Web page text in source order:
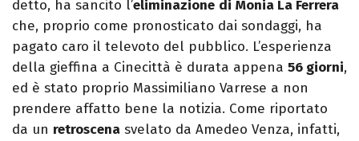
detto, ha sancito l’eliminazione di Monia La Ferrera
che, proprio come pronosticato dai sondaggi, ha
pagato caro il televoto del pubblico. L’esperienza
della gieffina a Cinecittà è durata appena 56 giorni,
ed è stato proprio Massimiliano Varrese a non
prendere affatto bene la notizia. Come riportato
da un retroscena svelato da Amedeo Venza, infatti,